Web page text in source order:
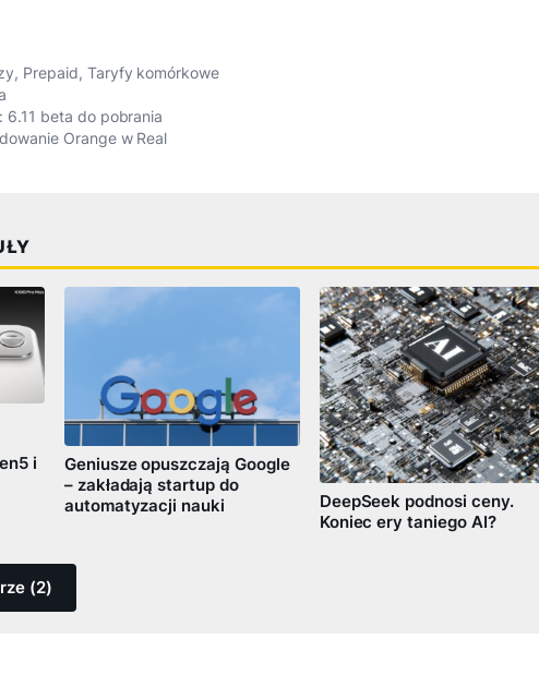
, Prepaid, Taryfy komórkowe
6.11 beta do pobrania
Orange w Real
i
Geniusze opuszczają Google
– zakładają startup do
automatyzacji nauki
DeepSeek podnosi ceny.
Koniec ery taniego AI?
(2)